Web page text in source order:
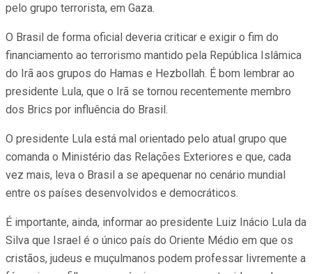
pelo grupo terrorista, em Gaza.
O Brasil de forma oficial deveria criticar e exigir o fim do
financiamento ao terrorismo mantido pela República Islâmica
do Irã aos grupos do Hamas e Hezbollah. É bom lembrar ao
presidente Lula, que o Irã se tornou recentemente membro
dos Brics por influência do Brasil.
O presidente Lula está mal orientado pelo atual grupo que
comanda o Ministério das Relações Exteriores e que, cada
vez mais, leva o Brasil a se apequenar no cenário mundial
entre os países desenvolvidos e democráticos.
É importante, ainda, informar ao presidente Luiz Inácio Lula da
Silva que Israel é o único país do Oriente Médio em que os
cristãos, judeus e muçulmanos podem professar livremente a